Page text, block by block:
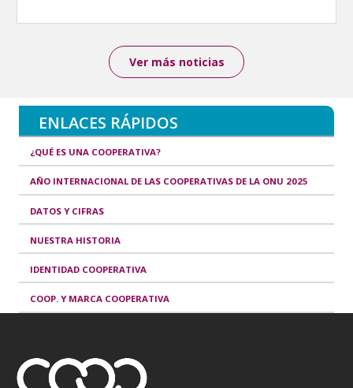
Ver más noticias
ENLACES RÁPIDOS
¿QUÉ ES UNA COOPERATIVA?
AÑO INTERNACIONAL DE LAS COOPERATIVAS DE LA ONU 2025
DATOS Y CIFRAS
NUESTRA HISTORIA
IDENTIDAD COOPERATIVA
COOP. Y MARCA COOPERATIVA